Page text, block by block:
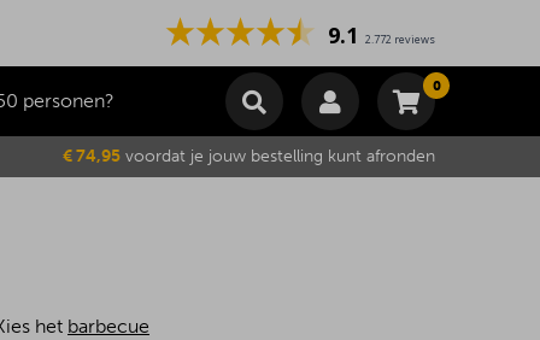
9.1 2.772 reviews
personen?
0
Winkelmand
Subtotaal €0,00
€ 74,95 voordat je jouw bestelling kunt afronden
het barbecue